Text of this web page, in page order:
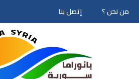
تخطى
من نحن ؟ إتصل بنا